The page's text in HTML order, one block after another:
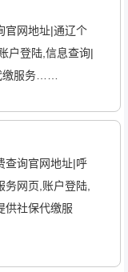
官网地址|通辽个
户登陆,信息查询|
缴服务……
查询官网地址|呼
网页,账户登陆,
供社保代缴服